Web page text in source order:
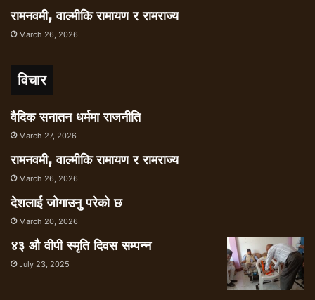
रामनवमी, वाल्मीकि रामायण र रामराज्य
March 26, 2026
विचार
वैदिक सनातन धर्ममा राजनीति
March 27, 2026
रामनवमी, वाल्मीकि रामायण र रामराज्य
March 26, 2026
देशलाई जोगाउनु परेको छ
March 20, 2026
४३ औ वीपी स्मृति दिवस सम्पन्न
July 23, 2025